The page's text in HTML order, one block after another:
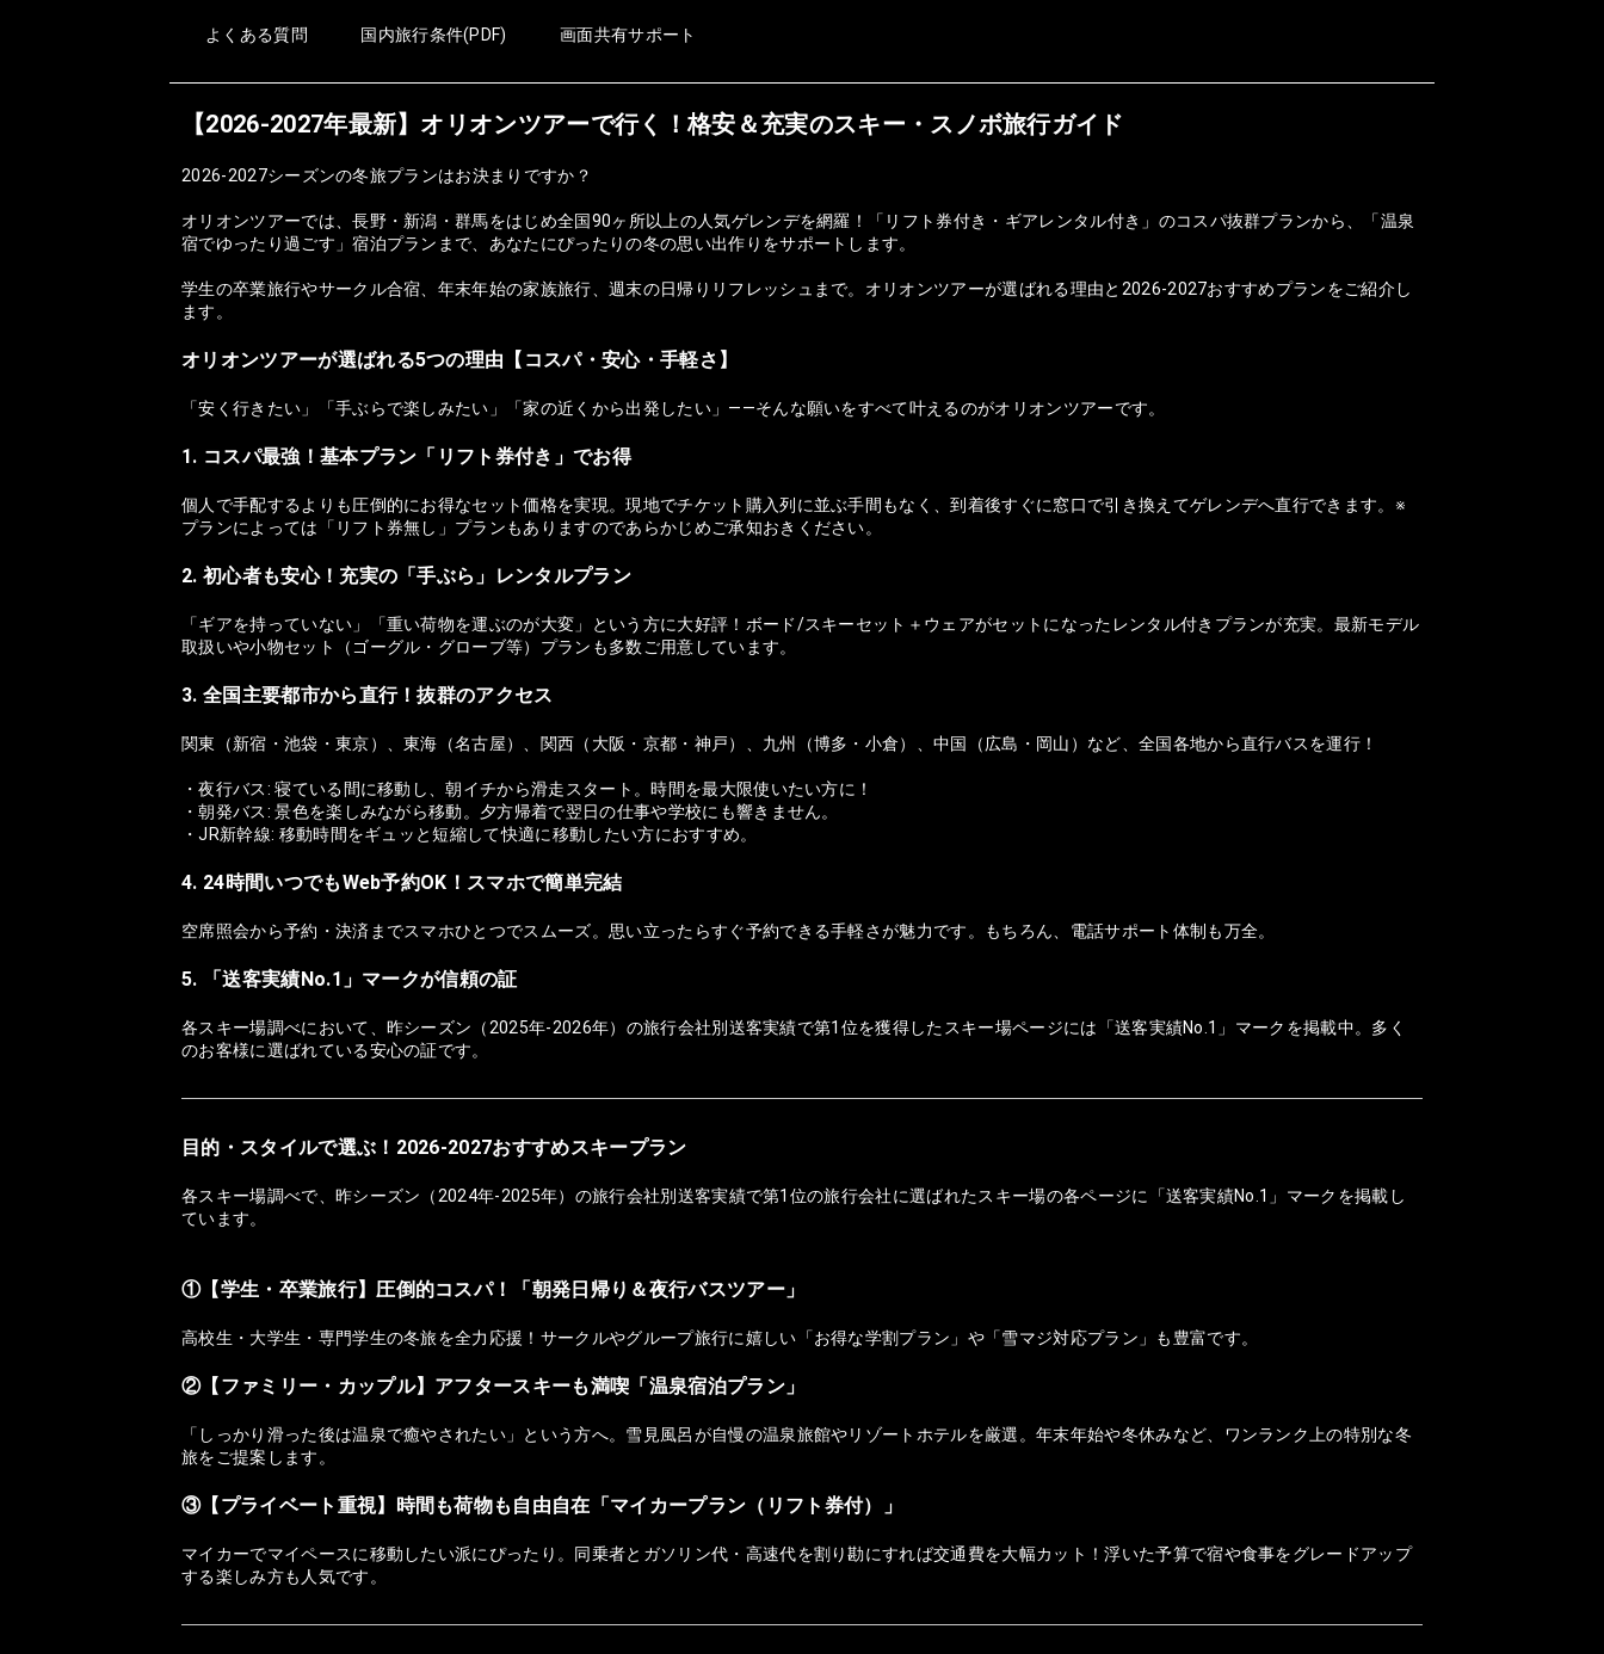
よくある質問 国内旅行条件(PDF) 画面共有サポート
【2026-2027年最新】オリオンツアーで行く！格安＆充実のスキー・スノボ旅行ガイド
2026-2027シーズンの冬旅プランはお決まりですか？
オリオンツアーでは、長野・新潟・群馬をはじめ全国90ヶ所以上の人気ゲレンデを網羅！「リフト券付き・ギアレンタル付き」のコスパ抜群プランから、「温泉
宿でゆったり過ごす」宿泊プランまで、あなたにぴったりの冬の思い出作りをサポートします。
学生の卒業旅行やサークル合宿、年末年始の家族旅行、週末の日帰りリフレッシュまで。オリオンツアーが選ばれる理由と2026-2027おすすめプランをご紹介し
ます。
オリオンツアーが選ばれる5つの理由【コスパ・安心・手軽さ】
「安く行きたい」「手ぶらで楽しみたい」「家の近くから出発したい」——そんな願いをすべて叶えるのがオリオンツアーです。
1. コスパ最強！基本プラン「リフト券付き」でお得
個人で手配するよりも圧倒的にお得なセット価格を実現。現地でチケット購入列に並ぶ手間もなく、到着後すぐに窓口で引き換えてゲレンデへ直行できます。※
プランによっては「リフト券無し」プランもありますのであらかじめご承知おきください。
2. 初心者も安心！充実の「手ぶら」レンタルプラン
「ギアを持っていない」「重い荷物を運ぶのが大変」という方に大好評！ボード/スキーセット＋ウェアがセットになったレンタル付きプランが充実。最新モデル
取扱いや小物セット（ゴーグル・グローブ等）プランも多数ご用意しています。
3. 全国主要都市から直行！抜群のアクセス
関東（新宿・池袋・東京）、東海（名古屋）、関西（大阪・京都・神戸）、九州（博多・小倉）、中国（広島・岡山）など、全国各地から直行バスを運行！
・夜行バス: 寝ている間に移動し、朝イチから滑走スタート。時間を最大限使いたい方に！
・朝発バス: 景色を楽しみながら移動。夕方帰着で翌日の仕事や学校にも響きません。
・JR新幹線: 移動時間をギュッと短縮して快適に移動したい方におすすめ。
4. 24時間いつでもWeb予約OK！スマホで簡単完結
空席照会から予約・決済までスマホひとつでスムーズ。思い立ったらすぐ予約できる手軽さが魅力です。もちろん、電話サポート体制も万全。
5. 「送客実績No.1」マークが信頼の証
各スキー場調べにおいて、昨シーズン（2025年-2026年）の旅行会社別送客実績で第1位を獲得したスキー場ページには「送客実績No.1」マークを掲載中。多く
のお客様に選ばれている安心の証です。
目的・スタイルで選ぶ！2026-2027おすすめスキープラン
各スキー場調べで、昨シーズン（2024年-2025年）の旅行会社別送客実績で第1位の旅行会社に選ばれたスキー場の各ページに「送客実績No.1」マークを掲載し
ています。
①【学生・卒業旅行】圧倒的コスパ！「朝発日帰り＆夜行バスツアー」
高校生・大学生・専門学生の冬旅を全力応援！サークルやグループ旅行に嬉しい「お得な学割プラン」や「雪マジ対応プラン」も豊富です。
②【ファミリー・カップル】アフタースキーも満喫「温泉宿泊プラン」
「しっかり滑った後は温泉で癒やされたい」という方へ。雪見風呂が自慢の温泉旅館やリゾートホテルを厳選。年末年始や冬休みなど、ワンランク上の特別な冬
旅をご提案します。
③【プライベート重視】時間も荷物も自由自在「マイカープラン（リフト券付）」
マイカーでマイペースに移動したい派にぴったり。同乗者とガソリン代・高速代を割り勘にすれば交通費を大幅カット！浮いた予算で宿や食事をグレードアップ
する楽しみ方も人気です。